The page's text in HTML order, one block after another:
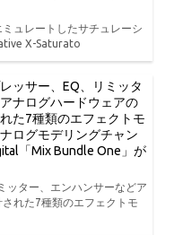
ュレートしたサチュレーシ
X-Saturato
ッサー、EQ、リミッタ
ナログハードウェアの
た7種類のエフェクトモ
ログモデリングチャン
「Mix Bundle One」が
ッター、エンハンサーなどア
れた7種類のエフェクトモ